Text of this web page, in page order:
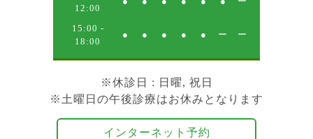
12:00
15:00 -
18:00
● ● ● ● ● ー ー
※休診日
: 日曜, 祝日
※土曜日の午後診療はお休みとなります
インターネット予約